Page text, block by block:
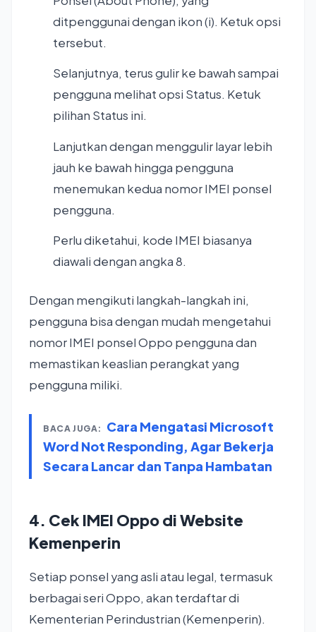
ditpenggunai dengan ikon (i). Ketuk opsi
tersebut.
Selanjutnya, terus gulir ke bawah sampai
pengguna melihat opsi Status. Ketuk
pilihan Status ini.
Lanjutkan dengan menggulir layar lebih
jauh ke bawah hingga pengguna
menemukan kedua nomor IMEI ponsel
pengguna.
Perlu diketahui, kode IMEI biasanya
diawali dengan angka 8.
Dengan mengikuti langkah-langkah ini,
pengguna bisa dengan mudah mengetahui
nomor IMEI ponsel Oppo pengguna dan
memastikan keaslian perangkat yang
pengguna miliki.
BACA JUGA:
Cara Mengatasi Microsoft
Word Not Responding, Agar Bekerja
Secara Lancar dan Tanpa Hambatan
4. Cek IMEI Oppo di Website
Kemenperin
Setiap ponsel yang asli atau legal, termasuk
berbagai seri Oppo, akan terdaftar di
Kementerian Perindustrian (Kemenperin).